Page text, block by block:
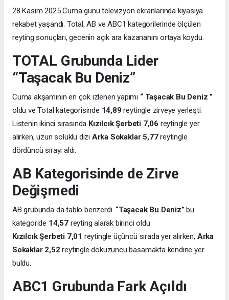
28 Kasım 2025 Cuma günü televizyon ekranlarında kıyasıya
rekabet yaşandı. Total, AB ve ABC1 kategorilerinde ölçülen
reyting sonuçları, gecenin açık ara kazananını ortaya koydu.
TOTAL Grubunda Lider
“Taşacak Bu Deniz”
Cuma akşamının en çok izlenen yapımı “ Taşacak Bu Deniz ”
oldu ve Total kategorisinde 14,89 reytingle zirveye yerleşti.
Listenin ikinci sırasında Kızılcık Şerbeti 7,06 reytingle yer
alırken, uzun soluklu dizi Arka Sokaklar 5,77reytingle
dördüncü sırayı aldı.
AB Kategorisinde de Zirve
Değişmedi
AB grubunda da tablo benzerdi. “Taşacak Bu Deniz” bu
kategoride 14,57reyting alarak birinci oldu.
Kızılcık Şerbeti 7,01 reytingle üçüncü sırada yer alırken, Arka
Sokaklar 2,52 reytingle dokuzuncu basamakta kendine yer
buldu.
ABC1 Grubunda Fark Açıldı